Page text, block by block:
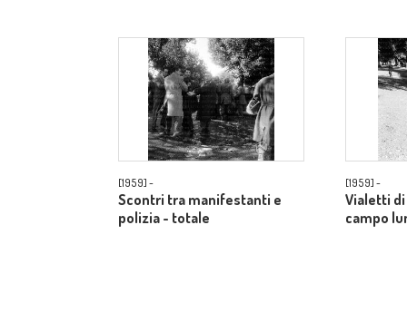
[1959] -
Scontri tra manifestanti e
polizia - totale
[1959] -
Vialetti
campo